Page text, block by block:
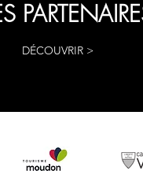
DÉCOUVRIR >